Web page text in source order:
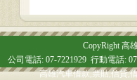
CopyRight 高
公司電話: 07-7221929 行動電話:
高雄汽車借款,票貼,信貸,